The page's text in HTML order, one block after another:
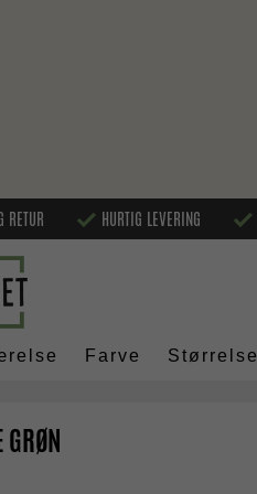
RETUR HURTIG LEVERING
Farve Størrelse
GRØN